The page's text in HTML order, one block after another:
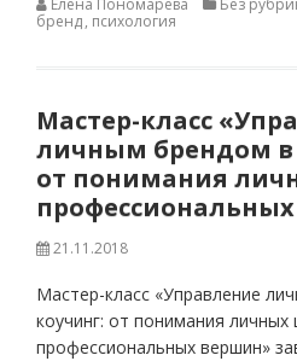
Елена Пономарева Без
бренд, психология
Мастер-класс
личным брендом в
от понимания
21.11.2018
Мастер-класс «Управление
коучинг: от понимания личных
профессиональных вершин»